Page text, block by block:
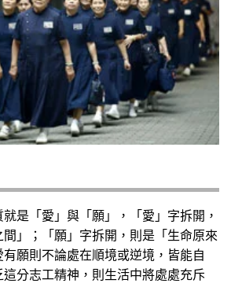
是「愛」與「願」，「愛」字拆開，
」；「願」字拆開，則是「生命原來
願則不論處在順境或逆境，皆能自
分志工精神，則生活中將處處充斥